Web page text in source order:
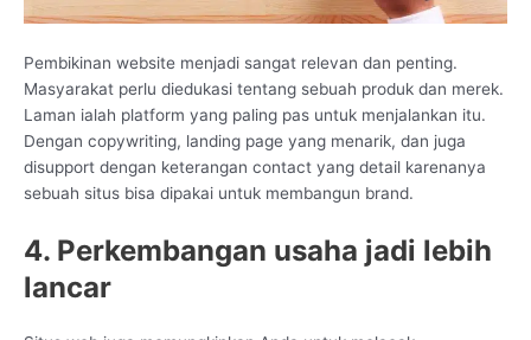
Pembikinan website menjadi sangat relevan dan penting.
Masyarakat perlu diedukasi tentang sebuah produk dan merek.
Laman ialah platform yang paling pas untuk menjalankan itu.
Dengan copywriting, landing page yang menarik, dan juga
disupport dengan keterangan contact yang detail karenanya
sebuah situs bisa dipakai untuk membangun brand.
4. Perkembangan usaha jadi lebih
lancar